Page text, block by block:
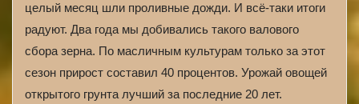
целый месяц шли проливные дожди. И всё-таки итоги
радуют. Два года мы добивались такого валового
сбора зерна. По масличным культурам только за этот
сезон прирост составил 40 процентов. Урожай овощей
открытого грунта лучший за последние 20 лет.